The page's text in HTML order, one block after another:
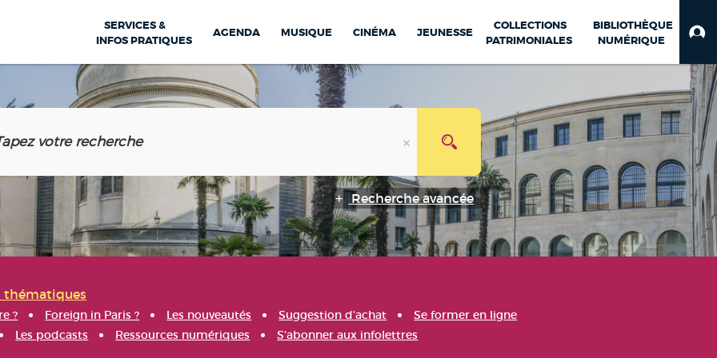
SERVICES &
INFOS PRATIQUES
AGENDA MUSIQUE CINÉMA JEUNESSE
COLLECTIONS
PATRIMONIALES
BIBLIOTHÈQUE
NUMÉRIQUE
Recherche avancée
thématiques
? Foreign in Paris ? Les nouveautés Suggestion d'achat
Se former en ligne
Les podcasts Ressources numériques S'abonner aux infolettres